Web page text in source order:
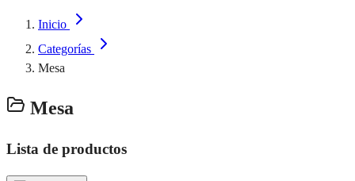
Inicio
Categorías
Mesa
Mesa
Lista de productos